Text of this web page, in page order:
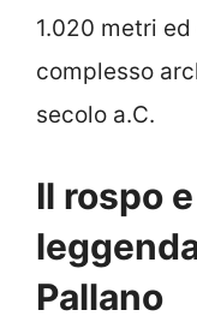
1.020 metri
complesso
secolo a.C.
Il rospo
Pallano